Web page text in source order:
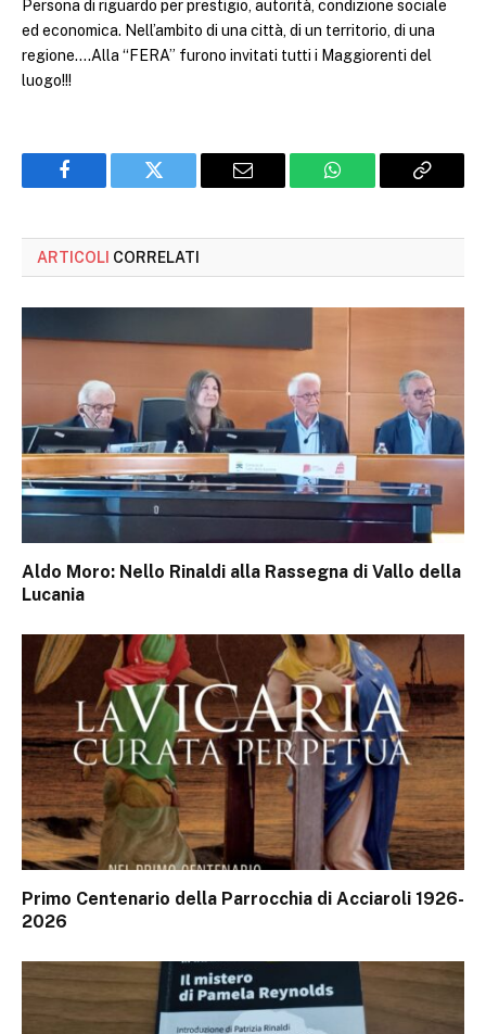
Persona di riguardo per prestigio, autorità, condizione sociale
ed economica. Nell’ambito di una città, di un territorio, di una
regione….Alla “FERA” furono invitati tutti i Maggiorenti del
luogo!!!
Facebook Twitter Email WhatsApp Copy
ARTICOLI CORRELATI
Aldo Moro: Nello Rinaldi alla Rassegna di Vallo della
Lucania
Primo Centenario della Parrocchia di Acciaroli 1926-
2026